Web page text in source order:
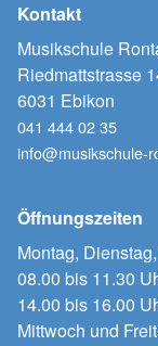
Kontakt
Musikschule
Riedmattstrasse
6031 Ebikon
041 444 02 35
info@musikschule-
Öffnungszeiten
Montag,
08.00 bis 11.30
14.00 bis 16.00
Mittwoch und